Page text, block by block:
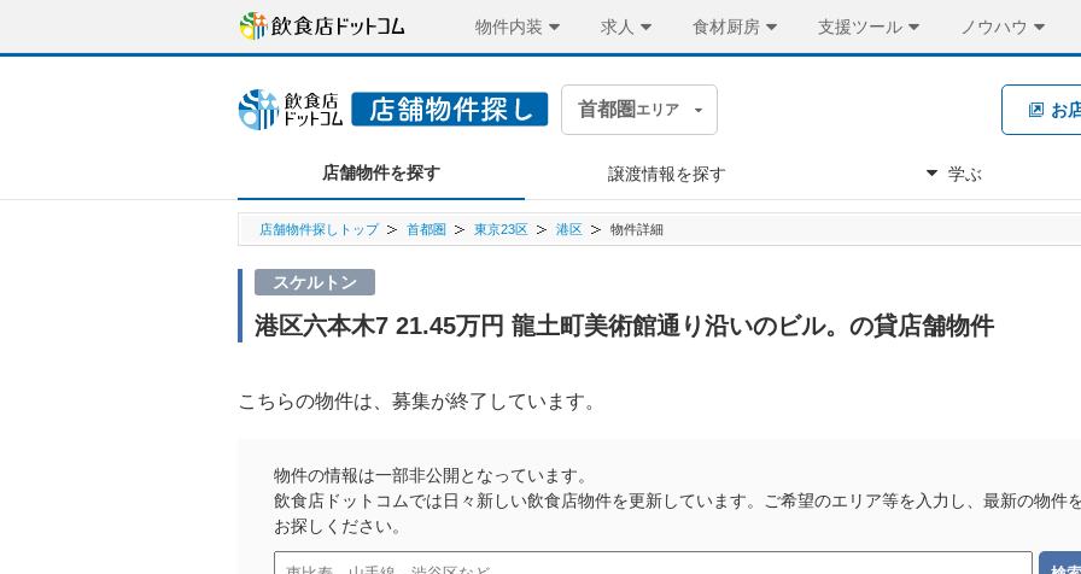
物件内装 求人 食材厨房 支援ツール ノウハウ
首都圏 エリア お
店舗物件を探す 譲渡情報を探す 学ぶ
店舗物件探しトップ 首都圏 東京23区 港区 物件詳細
スケルトン
港区六本木7 21.45万円 龍土町美術館通り沿いのビル。の貸店舗物件
こちらの物件は、募集が終了しています。
物件の情報は一部非公開となっています。
飲食店ドットコムでは日々新しい飲食店物件を更新しています。ご希望のエリア等を入力し、最新の物件
お探しください。